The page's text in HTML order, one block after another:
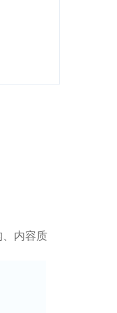
内容质